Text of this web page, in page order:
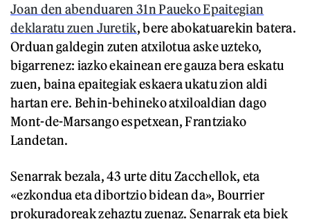
Joan den abenduaren 31n Paueko Epaitegian
deklaratu zuen Juretik, bere abokatuarekin batera.
Orduan galdegin zuten atxilotua aske uzteko,
bigarrenez: iazko ekainean ere gauza bera eskatu
zuen, baina epaitegiak eskaera ukatu zion aldi
hartan ere. Behin-behineko atxiloaldian dago
Mont-de-Marsango espetxean, Frantziako
Landetan.
Senarrak bezala, 43 urte ditu Zacchellok, eta
«ezkondua eta dibortzio bidean da», Bourrier
prokuradoreak zehaztu zuenaz. Senarrak eta biek